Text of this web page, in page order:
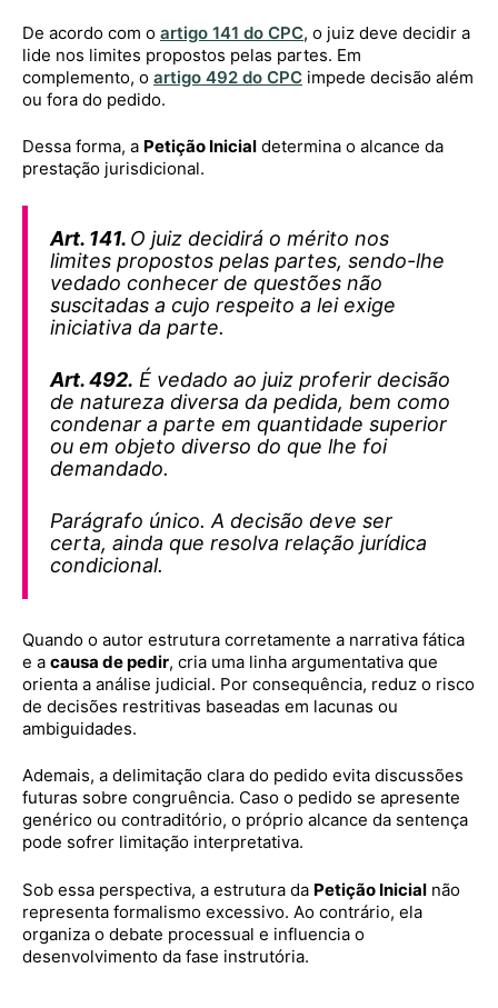
De acordo com o artigo 141 do CPC, o juiz deve decidir a
lide nos limites propostos pelas partes. Em
complemento, o artigo 492 do CPC impede decisão além
ou fora do pedido.
Dessa forma, a Petição Inicial determina o alcance da
prestação jurisdicional.
Art. 141. O juiz decidirá o mérito nos
limites propostos pelas partes, sendo-lhe
vedado conhecer de questões não
suscitadas a cujo respeito a lei exige
iniciativa da parte.
Art. 492. É vedado ao juiz proferir decisão
de natureza diversa da pedida, bem como
condenar a parte em quantidade superior
ou em objeto diverso do que lhe foi
demandado.
Parágrafo único. A decisão deve ser
certa, ainda que resolva relação jurídica
condicional.
Quando o autor estrutura corretamente a narrativa fática
e a causa de pedir, cria uma linha argumentativa que
orienta a análise judicial. Por consequência, reduz o risco
de decisões restritivas baseadas em lacunas ou
ambiguidades.
Ademais, a delimitação clara do pedido evita discussões
futuras sobre congruência. Caso o pedido se apresente
genérico ou contraditório, o próprio alcance da sentença
pode sofrer limitação interpretativa.
Sob essa perspectiva, a estrutura da Petição Inicial não
representa formalismo excessivo. Ao contrário, ela
organiza o debate processual e influencia o
desenvolvimento da fase instrutória.